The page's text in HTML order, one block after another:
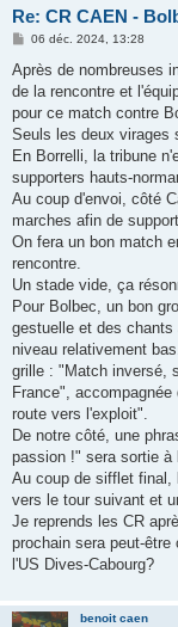
Re: CR CAEN -
M
s
a
g
06 déc. 2024, 13:28
Après de nombreuses
de la rencontre et
pour ce match contre
Seuls les deux virages
En Borrelli, la tribune
supporters hauts-
Au coup d'envoi, côté
marches afin de
On fera un bon match
rencontre.
Un stade vide, ça
Pour Bolbec, un bon
gestuelle et des
niveau relativement
grille : "Match inversé,
France",
route vers l'exploit".
De notre côté, une
passion !" sera sortie à
Au coup de sifflet final,
vers le tour suivant et
Je reprends les CR
prochain sera peut-
l'US Dives-Cabourg?
benoit caen